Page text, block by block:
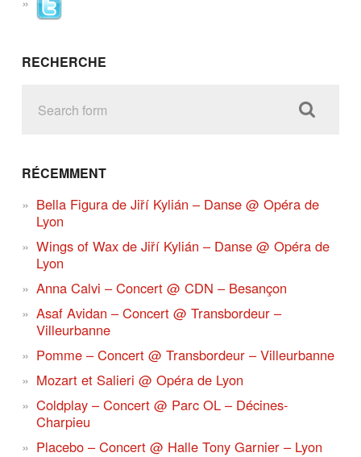
RECHERCHE
RÉCEMMENT
Bella Figura de Jiří Kylián – Danse @ Opéra de
Lyon
Wings of Wax de Jiří Kylián – Danse @ Opéra de
Lyon
Anna Calvi – Concert @ CDN – Besançon
Asaf Avidan – Concert @ Transbordeur –
Villeurbanne
Pomme – Concert @ Transbordeur – Villeurbanne
Mozart et Salieri @ Opéra de Lyon
Coldplay – Concert @ Parc OL – Décines-
Charpieu
Placebo – Concert @ Halle Tony Garnier – Lyon